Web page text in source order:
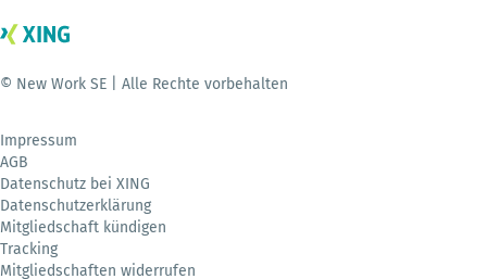
© New Work SE | Alle Rechte vorbehalten
Impressum
AGB
Datenschutz bei XING
Datenschutzerklärung
Mitgliedschaft kündigen
Tracking
Mitgliedschaften widerrufen